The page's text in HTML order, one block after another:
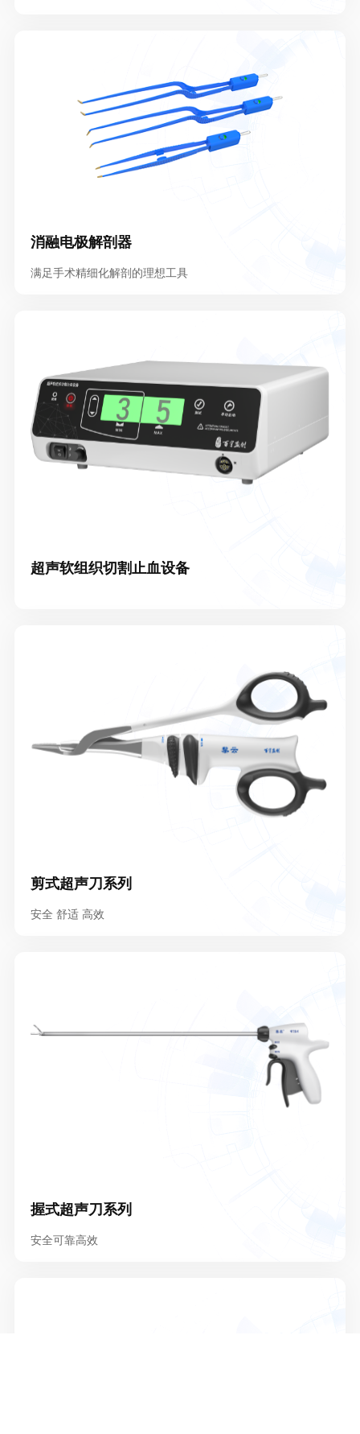
消融电极解剖器
满足手术精细化解剖的理想工具
超声软组织切割止血设备
剪式超声刀系列
安全 舒适 高效
握式超声刀系列
安全可靠高效